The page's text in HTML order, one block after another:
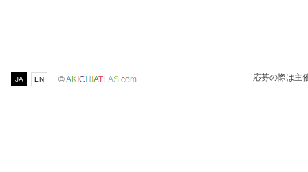
JA EN ©AK C H ATLAS.com 応募の際は主